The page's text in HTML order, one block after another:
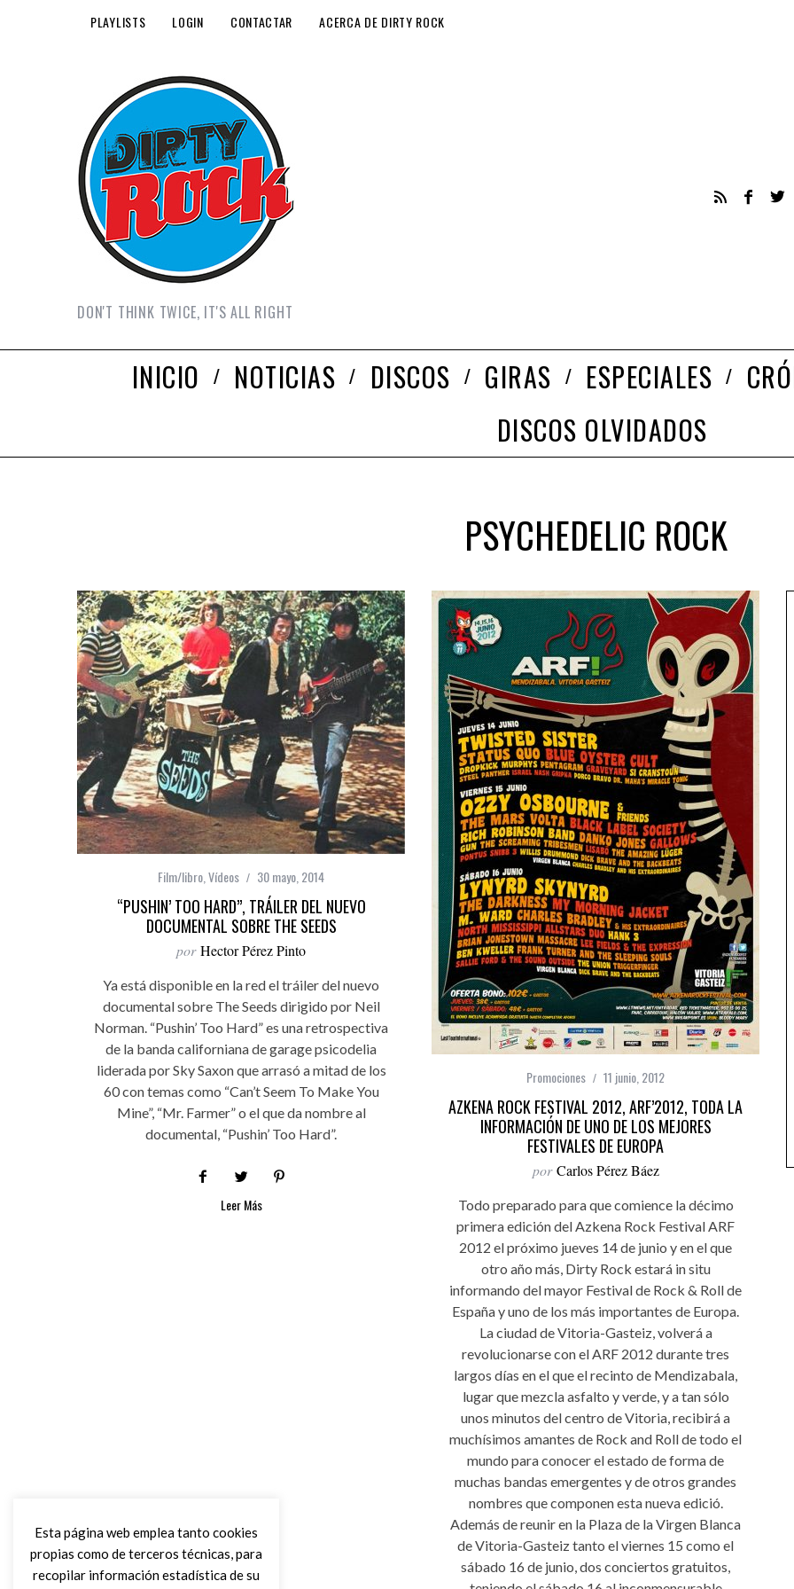
PLAYLISTS LOGIN CONTACTAR ACERCA DE DIRTY ROCK
DON'T THINK TWICE, IT'S ALL RIGHT
INICIO NOTICIAS DISCOS GIRAS ESPECIALES
DISCOS OLVIDADOS
PSYCHEDELIC ROCK
Film/libro Vídeos 30 mayo, 2014
“PUSHIN’ TOO HARD”, TRÁILER DEL NUEVO
DOCUMENTAL SOBRE THE SEEDS
por Hector Pérez Pinto
Ya está disponible en la red el tráiler del nuevo
documental sobre The Seeds dirigido por Neil
Norman. “Pushin’ Too Hard” es una retrospectiva
de la banda californiana de garage psicodelia
liderada por Sky Saxon que arrasó a mitad de los
60 con temas como “Can’t Seem To Make You
Mine”, “Mr. Farmer” o el que da nombre al
documental, “Pushin’ Too Hard”.
Leer Más
Promociones 11 junio, 2012
AZKENA ROCK FESTIVAL 2012, ARF’2012, TODA LA
INFORMACIÓN DE UNO DE LOS MEJORES
FESTIVALES DE EUROPA
por Carlos Pérez Báez
Todo preparado para que comience la décimo
primera edición del Azkena Rock Festival ARF
2012 el próximo jueves 14 de junio y en el que
otro año más, Dirty Rock estará in situ
informando del mayor Festival de Rock & Roll de
España y uno de los más importantes de Europa.
La ciudad de Vitoria-Gasteiz, volverá a
revolucionarse con el ARF 2012 durante tres
largos días en el que el recinto de Mendizabala,
lugar que mezcla asfalto y verde, y a tan sólo
unos minutos del centro de Vitoria, recibirá a
muchísimos amantes de Rock and Roll de todo el
mundo para conocer el estado de forma de
muchas bandas emergentes y de otros grandes
nombres que componen esta nueva edició.
Además de reunir en la Plaza de la Virgen Blanca
de Vitoria-Gasteiz tanto el viernes 15 como el
sábado 16 de junio, dos conciertos gratuitos,
Esta página web emplea tanto cookies
propias como de terceros técnicas, para
recopilar información estadística de su